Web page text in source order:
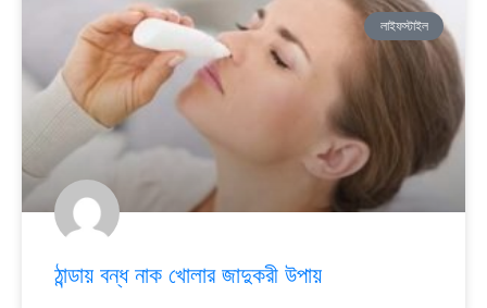
লাইফস্টাইল
ঠান্ডায় বন্ধ নাক খোলার জাদুকরী উপায়